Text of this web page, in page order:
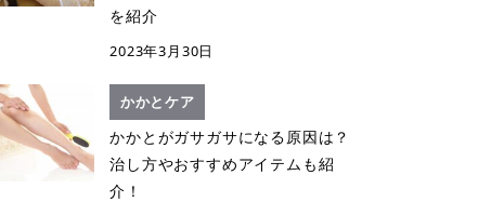
を紹介
2023年3月30日
かかとケア
かかとがガサガサになる原因は？
治し方やおすすめアイテムも紹
介！